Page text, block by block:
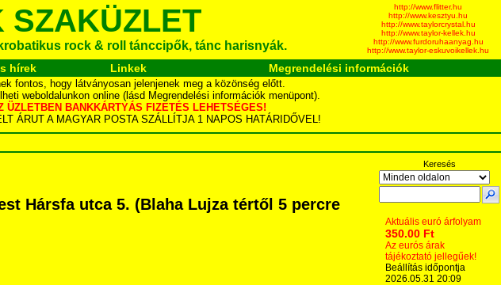
SZAKÜZLET
rock & roll tánccipők, tánc harisnyák.
http://www.flitter.hu
http://www.kesztyu.hu
http://www.taylorcrystal.hu
http://www.taylor-kellek.hu
http://www.furdoruhaanyag.hu
http://www.taylor-eskuvoikellek.hu
hírek Linkek Megrendelési információk
fontos, hogy látványosan jelenjenek meg a közönség előtt.
weboldalunkon online (lásd Megrendelési információk menüpont).
BANKKÁRTYÁS FIZETÉS LEHETSÉGES!
ÁRUT A MAGYAR POSTA SZÁLLÍTJA 1 NAPOS HATÁRIDŐVEL!
Hársfa utca 5. (Blaha Lujza tértől 5 percre
Keresés
Aktuális euró árfolyam
350.00 Ft
Az eurós árak
tájékoztató jellegűek!
Beállítás időpontja
2026.05.31 20:09